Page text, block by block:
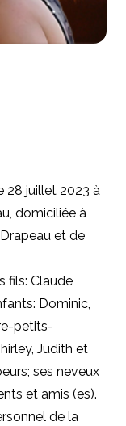
28 juillet 2023 à
domiciliée à
et de
fils: Claude
Dominic,
petits-
Judith et
ses neveux
et amis (es).
de la